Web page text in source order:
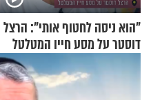
"הוא ניסה לחטוף אותי": הרצל
דוסטר על מסע חייו המטלטל